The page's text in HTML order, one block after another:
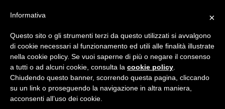
×
Informativa
Questo sito o gli strumenti terzi da questo utilizzati si avvalgono
di cookie necessari al funzionamento ed utili alle finalità illustrate
nella cookie policy. Se vuoi saperne di più o negare il consenso
a tutti o ad alcuni cookie, consulta la cookie policy
Chiudendo questo banner, scorrendo questa pagina, cliccando
su un link o proseguendo la navigazione in altra maniera,
acconsenti all’uso dei cookie.